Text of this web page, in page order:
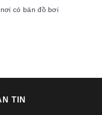
có bán đồ bơi
TIN